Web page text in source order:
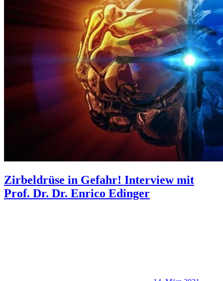
Zirbeldrüse in Gefahr! Interview mit
Prof. Dr. Dr. Enrico Edinger